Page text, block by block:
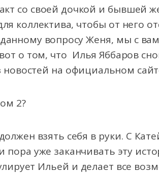
со своей дочкой и бывшей
коллектива, чтобы от него
вопросу Женя, мы с
о том, что Илья Яббаров
новостей на официальном
2?
взять себя в руки. С
пора уже заканчивать эту
Ильей и делает все